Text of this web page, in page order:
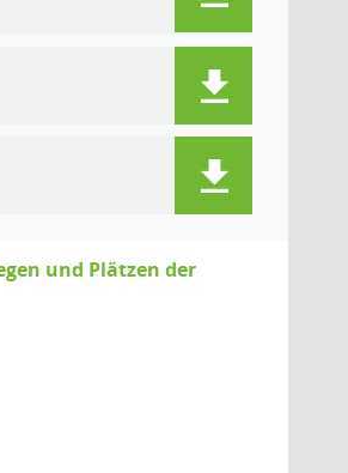
und Plätzen der